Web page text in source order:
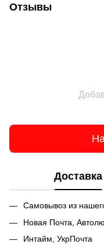
Отзывы
Доставка
Самовывоз из
Новая Почта,
Интайм, УкрПочта